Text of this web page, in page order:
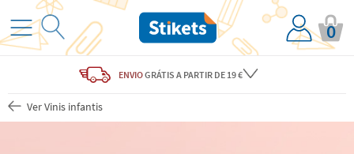
0
ENVIOGRÁTIS A PARTIR DE 19 €
Ver Vinis infantis